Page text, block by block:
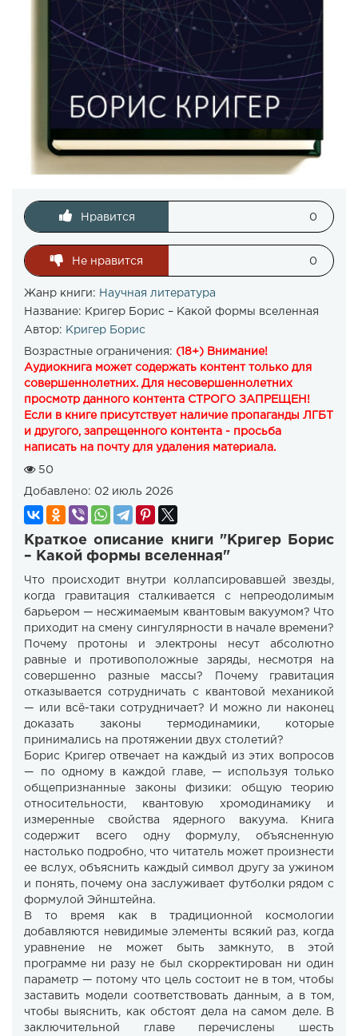
Нравится 0
Не нравится 0
Жанр книги: Научная литература
Название: Кригер Борис – Какой формы вселенная
Автор: Кригер Борис
Возрастные ограничения: (18+) Внимание!
Аудиокнига может содержать контент только для
совершеннолетних. Для несовершеннолетних
просмотр данного контента СТРОГО ЗАПРЕЩЕН!
Если в книге присутствует наличие пропаганды ЛГБТ
и другого, запрещенного контента - просьба
написать на почту для удаления материала.
50
Добавлено: 02 июль 2026
Краткое описание книги "Кригер Борис
– Какой формы вселенная"
Что происходит внутри коллапсировавшей звезды,
когда гравитация сталкивается с непреодолимым
барьером — несжимаемым квантовым вакуумом? Что
приходит на смену сингулярности в начале времени?
Почему протоны и электроны несут абсолютно
равные и противоположные заряды, несмотря на
совершенно разные массы? Почему гравитация
отказывается сотрудничать с квантовой механикой
— или всё-таки сотрудничает? И можно ли наконец
доказать законы термодинамики, которые
принимались на протяжении двух столетий?
Борис Кригер отвечает на каждый из этих вопросов
— по одному в каждой главе, — используя только
общепризнанные законы физики: общую теорию
относительности, квантовую хромодинамику и
измеренные свойства ядерного вакуума. Книга
содержит всего одну формулу, объясненную
настолько подробно, что читатель может произнести
ее вслух, объяснить каждый символ другу за ужином
и понять, почему она заслуживает футболки рядом с
формулой Эйнштейна.
В то время как в традиционной космологии
добавляются невидимые элементы всякий раз, когда
уравнение не может быть замкнуто, в этой
программе ни разу не был скорректирован ни один
параметр — потому что цель состоит не в том, чтобы
заставить модели соответствовать данным, а в том,
чтобы выяснить, как обстоят дела на самом деле. В
заключительной главе перечислены шесть